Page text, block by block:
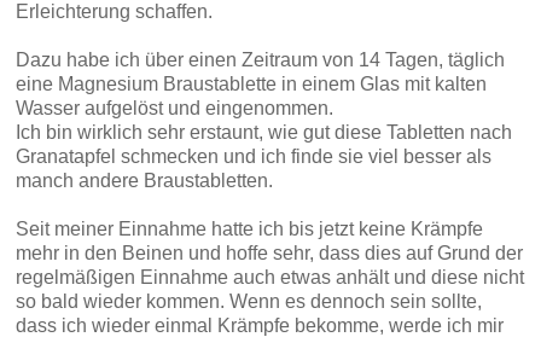
Erleichterung schaffen.
Dazu habe ich über einen Zeitraum von 14 Tagen, täglich
eine Magnesium Braustablette in einem Glas mit kalten
Wasser aufgelöst und eingenommen.
Ich bin wirklich sehr erstaunt, wie gut diese Tabletten nach
Granatapfel schmecken und ich finde sie viel besser als
manch andere Braustabletten.
Seit meiner Einnahme hatte ich bis jetzt keine Krämpfe
mehr in den Beinen und hoffe sehr, dass dies auf Grund der
regelmäßigen Einnahme auch etwas anhält und diese nicht
so bald wieder kommen. Wenn es dennoch sein sollte,
dass ich wieder einmal Krämpfe bekomme, werde ich mir